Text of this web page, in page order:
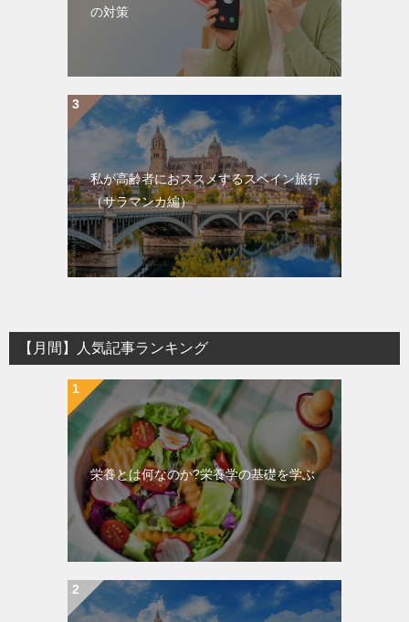
の対策
私が高齢者におススメするスペイン旅行
（サラマンカ編）
【月間】人気記事ランキング
栄養とは何なのか?栄養学の基礎を学ぶ